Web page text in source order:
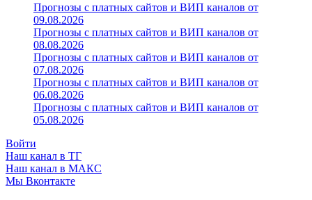
Прогнозы с платных сайтов и ВИП каналов от
09.08.2026
Прогнозы с платных сайтов и ВИП каналов от
08.08.2026
Прогнозы с платных сайтов и ВИП каналов от
07.08.2026
Прогнозы с платных сайтов и ВИП каналов от
06.08.2026
Прогнозы с платных сайтов и ВИП каналов от
05.08.2026
Войти
Наш канал в ТГ
Наш канал в МАКС
Мы Вконтакте